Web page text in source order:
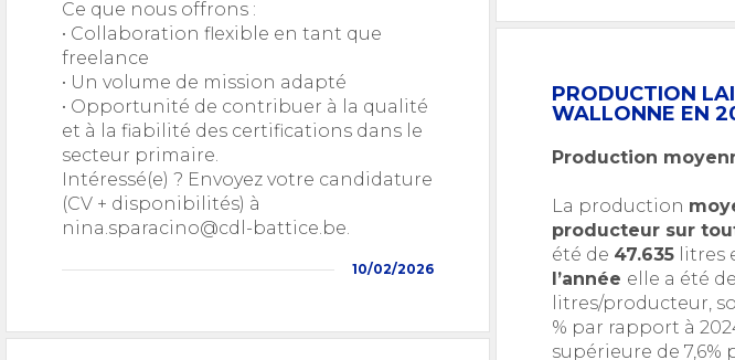
Ce que nous offrons :
• Collaboration flexible en tant que
freelance
• Un volume de mission adapté
• Opportunité de contribuer à la qualité
et à la fiabilité des certifications dans le
secteur primaire.
Intéressé(e) ? Envoyez votre candidature
(CV + disponibilités) à
nina.sparacino@cdl-battice.be.
10/02/2026
PRODUCTION
WALLONNE EN
Production
La production
producteur sur
été de 47.635 litres
l’année elle a été de
litres/producteur,
% par rapport à
supérieure de 7,6%